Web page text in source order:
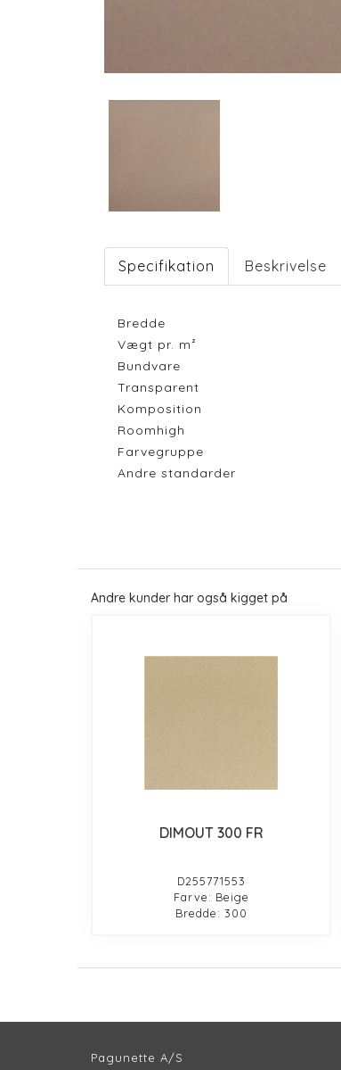
Specifikation Beskrivelse
Bredde
Vægt pr. m²
Bundvare
Transparent
Komposition
Roomhigh
Farvegruppe
Andre standarder
Andre kunder har også kigget på
DIMOUT 300 FR
D255771553
Farve: Beige
Bredde: 300
Pagunette A/S